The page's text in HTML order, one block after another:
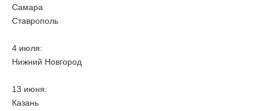
Самара
Ставрополь
4 июля:
Нижний Новгород
13 июня:
Казань